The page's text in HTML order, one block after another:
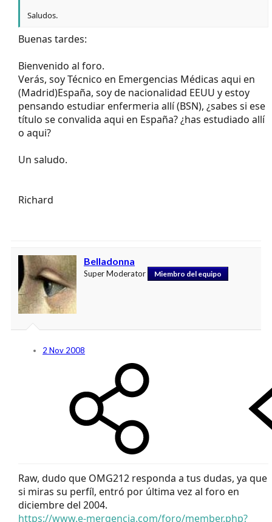
Saludos.
Buenas tardes:
Bienvenido al foro.
Verás, soy Técnico en Emergencias Médicas aqui en
(Madrid)España, soy de nacionalidad EEUU y estoy
pensando estudiar enfermeria allí (BSN), ¿sabes si ese
título se convalida aqui en España? ¿has estudiado allí
o aqui?
Un saludo.
Richard
Belladonna
Super Moderator Miembro del equipo
2 Nov 2008
Raw, dudo que OMG212 responda a tus dudas, ya que
si miras su perfíl, entró por última vez al foro en
diciembre del 2004.
https://www.e-mergencia.com/foro/member.php?